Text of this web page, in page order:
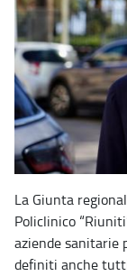
La Giunta
Policlinico
aziende sanitarie
definiti anche